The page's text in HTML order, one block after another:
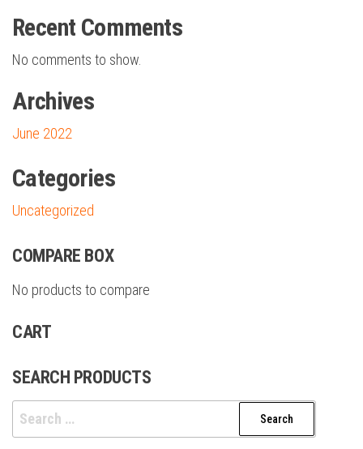
Recent Comments
No comments to show.
Archives
June 2022
Categories
Uncategorized
COMPARE BOX
No products to compare
CART
SEARCH PRODUCTS
Search
for: